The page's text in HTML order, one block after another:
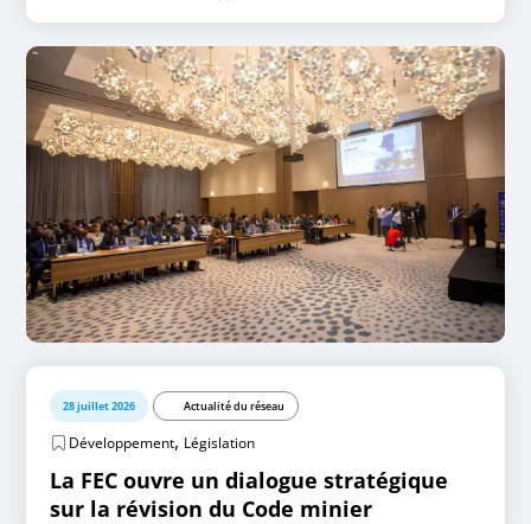
28 juillet 2026 Actualité du réseau
Développement, Législation
La FEC ouvre un dialogue stratégique
sur la révision du Code minier